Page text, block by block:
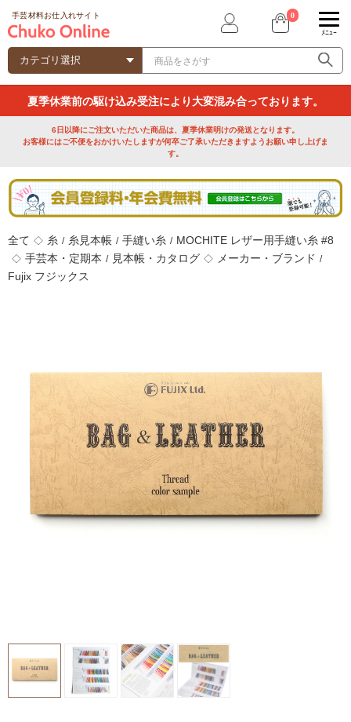
夏季休業前の駆け込み受注により大変混み合っております。
6日以降にご注文いただいた商品は、夏季休業明けの発送となります。
お客様にはご不便をおかけいたしますが何卒ご了承いただきますようお願い申し上げま
す。
全て ◇ 糸 / 糸見本帳 / 手縫い糸 / MOCHITE レザー用手縫い糸 #8
◇ 手芸本・定期本 / 見本帳・カタログ ◇ メーカー・ブランド /
Fujix フジックス
手芸材料お仕入れサイト 0
ﾒﾆｭｰ